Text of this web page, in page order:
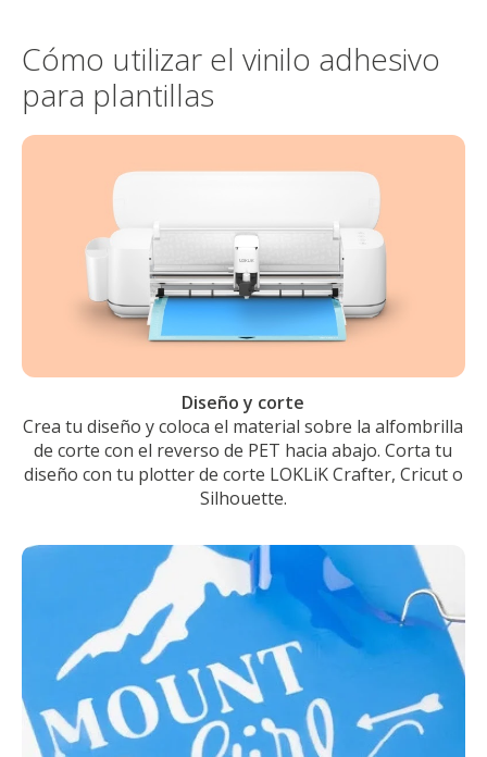
Cómo utilizar el vinilo adhesivo
para plantillas
Diseño y corte
Crea tu diseño y coloca el material sobre la alfombrilla
de corte con el reverso de PET hacia abajo. Corta tu
diseño con tu plotter de corte LOKLiK Crafter, Cricut o
Silhouette.